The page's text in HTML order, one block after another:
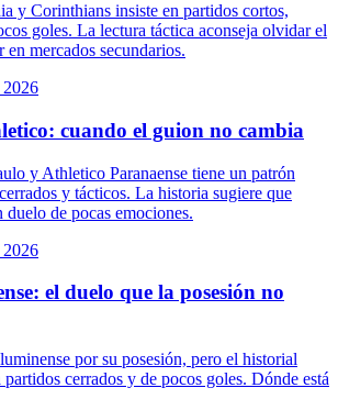
y Corinthians insiste en partidos cortos,
goles. La lectura táctica aconseja olvidar el
mercados secundarios.
cuando el guion no cambia
y Athletico Paranaense tiene un patrón
y tácticos. La historia sugiere que
de pocas emociones.
el duelo que la posesión no
por su posesión, pero el historial
partidos cerrados y de pocos goles. Dónde está